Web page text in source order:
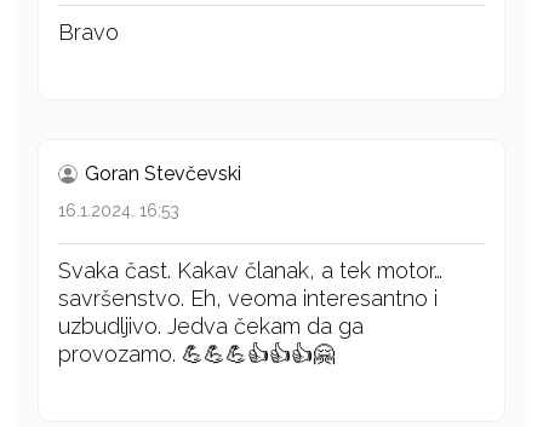
Bravo
Goran Stevčevski
16.1.2024. 16:53
Svaka čast. Kakav članak, a tek motor…
savršenstvo. Eh, veoma interesantno i
uzbudljivo. Jedva čekam da ga
provozamo. 💪💪💪👍👍👍🤗